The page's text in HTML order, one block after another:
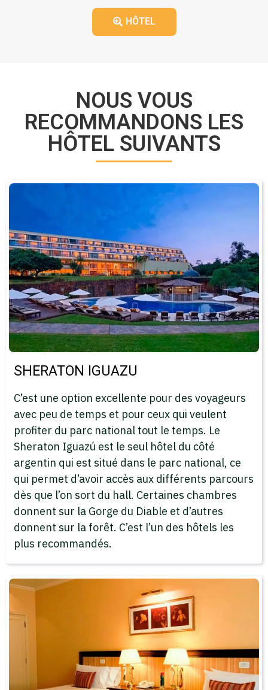
HÔTEL
NOUS VOUS
RECOMMANDONS LES
HÔTEL SUIVANTS
SHERATON IGUAZU
C’est une option excellente pour des voyageurs
avec peu de temps et pour ceux qui veulent
profiter du parc national tout le temps. Le
Sheraton Iguazú est le seul hôtel du côté
argentin qui est situé dans le parc national, ce
qui permet d’avoir accès aux différents parcours
dès que l’on sort du hall. Certaines chambres
donnent sur la Gorge du Diable et d’autres
donnent sur la forêt. C’est l’un des hôtels les
plus recommandés.